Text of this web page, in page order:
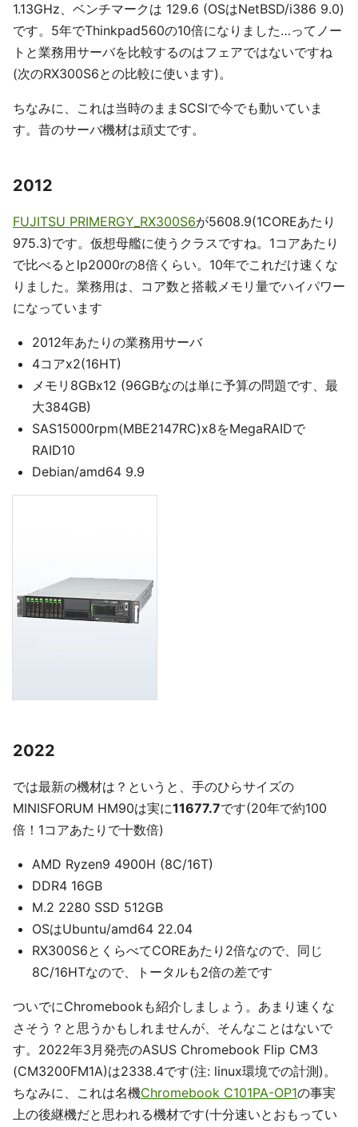
1.13GHz、ベンチマークは 129.6 (OSはNetBSD/i386 9.0)
です。5年でThinkpad560の10倍になりました…ってノー
トと業務用サーバを比較するのはフェアではないですね
(次のRX300S6との比較に使います)。
ちなみに、これは当時のままSCSIで今でも動いていま
す。昔のサーバ機材は頑丈です。
2012
FUJITSU PRIMERGY_RX300S6が5608.9(1COREあたり
975.3)です。仮想母艦に使うクラスですね。1コアあたり
で比べるとlp2000rの8倍くらい。10年でこれだけ速くな
りました。業務用は、コア数と搭載メモリ量でハイパワー
になっています
2012年あたりの業務用サーバ
4コアx2(16HT)
メモリ8GBx12 (96GBなのは単に予算の問題です、最
大384GB)
SAS15000rpm(MBE2147RC)x8をMegaRAIDで
RAID10
Debian/amd64 9.9
2022
では最新の機材は？というと、手のひらサイズの
MINISFORUM HM90は実に11677.7です(20年で約100
倍！1コアあたりで十数倍)
AMD Ryzen9 4900H (8C/16T)
DDR4 16GB
M.2 2280 SSD 512GB
OSはUbuntu/amd64 22.04
RX300S6とくらべてCOREあたり2倍なので、同じ
8C/16HTなので、トータルも2倍の差です
ついでにChromebookも紹介しましょう。あまり速くな
さそう？と思うかもしれませんが、そんなことはないで
す。2022年3月発売のASUS Chromebook Flip CM3
(CM3200FM1A)は2338.4です(注: linux環境での計測)。
ちなみに、これは名機Chromebook C101PA-OP1の事実
上の後継機だと思われる機材です(十分速いとおもってい